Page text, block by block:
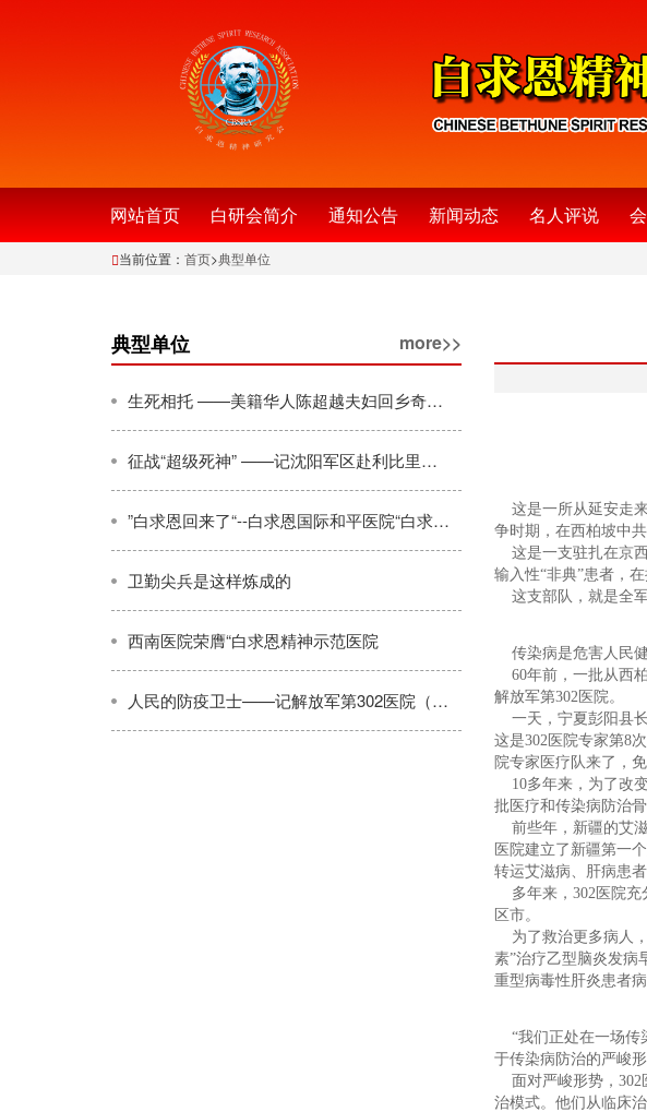
网站首页 白研会简介 通知公告 新闻动态 名人评说
当前位置： 首页>典型单位
典型单位 more>>
生死相托 ——美籍华人陈超越夫妇回乡奇遇记
征战“超级死神” ——记沈阳军区赴利比里亚抗击埃博拉疫情的51名女军人
”白求恩回来了“--白求恩国际和平医院“白求恩医疗队“连续八年转战太行，开展义诊巡诊、技术帮带和健康宣教活动纪实
卫勤尖兵是这样炼成的
西南医院荣膺“白求恩精神示范医院
人民的防疫卫士——记解放军第302医院（上）
这是一所从延安走
争时期，在西柏坡中
这是一支驻扎在京
输入性“非典”患者，
这支部队，就是全
传染病是危害人民健
60年前，一批从西
解放军第302医院。
一天，宁夏彭阳县
这是302医院专家第8
院专家医疗队来了，
10多年来，为了改
批医疗和传染病防治
前些年，新疆的艾滋
医院建立了新疆第一
转运艾滋病、肝病患者
多年来，302医院充
区市。
为了救治更多病人
素”治疗乙型脑炎发病
重型病毒性肝炎患者
“我们正处在一场传
于传染病防治的严峻
面对严峻形势，302
治模式。他们从临床